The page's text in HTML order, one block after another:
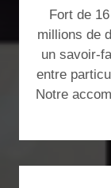
Fort de
millions de
un savoir-
entre
Notre